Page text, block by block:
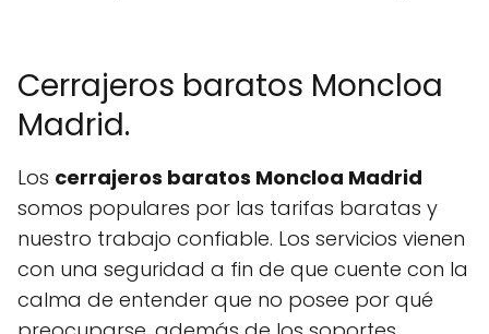
Cerrajeros baratos Moncloa
Madrid.
Los cerrajeros baratos Moncloa Madrid
somos populares por las tarifas baratas y
nuestro trabajo confiable. Los servicios vienen
con una seguridad a fin de que cuente con la
calma de entender que no posee por qué